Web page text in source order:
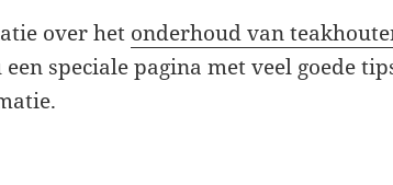
over het onderhoud van
speciale pagina met veel goede